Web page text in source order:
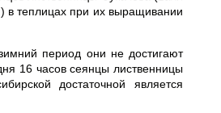
в теплицах при их выращивании
период они не достигают
16 часов сеянцы лиственницы
достаточной является